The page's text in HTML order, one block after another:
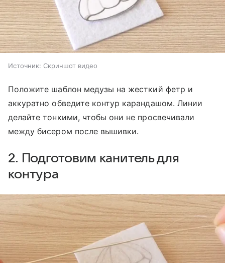
Источник: Скриншот видео
Положите шаблон медузы на жесткий фетр и
аккуратно обведите контур карандашом. Линии
делайте тонкими, чтобы они не просвечивали
между бисером после вышивки.
2. Подготовим канитель для
контура